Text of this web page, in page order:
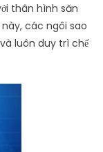
thân hình săn
này, các ngôi sao
luôn duy trì chế